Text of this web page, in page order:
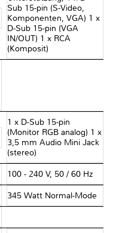
Sub 15-pin (S-Video,
Komponenten, VGA) 1 x
D-Sub 15-pin (VGA
IN/OUT) 1 x RCA
(Komposit)
1 x D-Sub 15-pin
(Monitor RGB analog) 1 x
3,5 mm Audio Mini Jack
(stereo)
100 - 240 V, 50 / 60 Hz
345 Watt Normal-Mode